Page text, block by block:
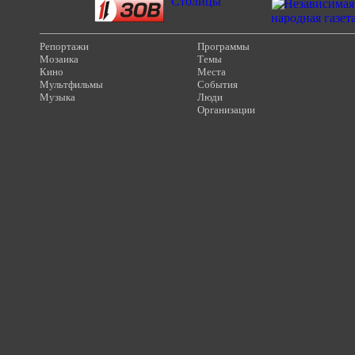
Репортажи
Мозаика
Кино
Мультфильмы
Музыка
Программы
Темы
Места
События
Люди
Организации